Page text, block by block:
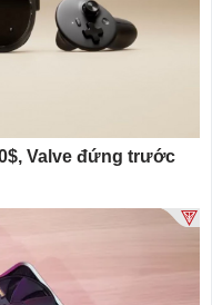
Valve đứng trước